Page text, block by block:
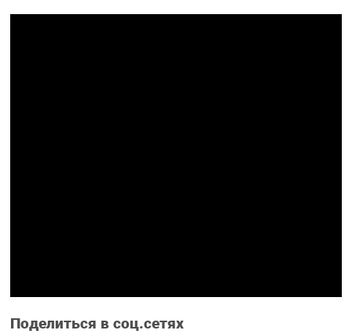
Поделиться в соц.сетях